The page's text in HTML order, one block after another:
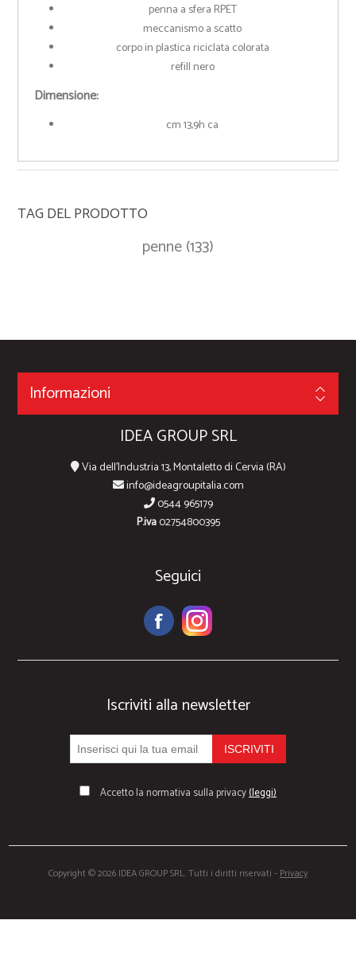
penna a sfera RPET
meccanismo a scatto
corpo in plastica riciclata colorata
refill nero
Dimensione:
cm 13,9h ca
TAG DEL PRODOTTO
penne(133)
Informazioni
IDEA GROUP SRL
Via dell'Industria 13, Montaletto di Cervia (RA)
info@ideagroupitalia.com
0544 965179
P.iva02754800395
Seguici
Iscriviti alla newsletter
Accetto la normativa sulla privacy(leggi)
Copyright © 2026 IDEA GROUP SRL. Tutti i diritti riservati -Privacy